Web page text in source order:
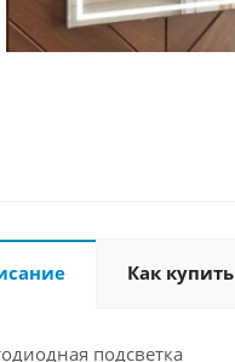
Как купить
подсветка